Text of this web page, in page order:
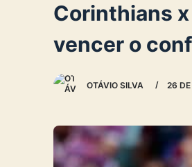
Corinthians
vencer o
OTÁVIO SILVA 26